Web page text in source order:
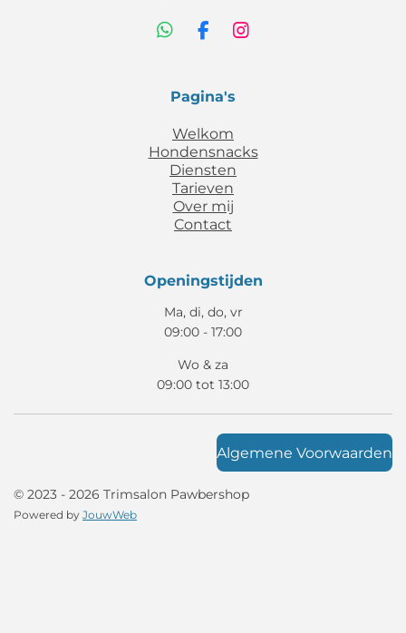
W
p
p
F
e
b
o
k
I
a
Pagina's
Welkom
Hondensnacks
Diensten
Tarieven
Over mij
Contact
Openingstijden
Ma, di, do, vr
09:00 - 17:00
Wo & za
09:00 tot 13:00
Algemene Voorwaarden
© 2023 - 2026 Trimsalon Pawbershop
Powered by JouwWeb